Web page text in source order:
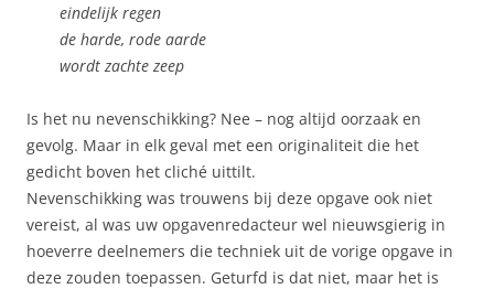
eindelijk regen
de harde, rode aarde
wordt zachte zeep
Is het nu nevenschikking? Nee – nog altijd oorzaak en
gevolg. Maar in elk geval met een originaliteit die het
gedicht boven het cliché uittilt.
Nevenschikking was trouwens bij deze opgave ook niet
vereist, al was uw opgavenredacteur wel nieuwsgierig in
hoeverre deelnemers die techniek uit de vorige opgave in
deze zouden toepassen. Geturfd is dat niet, maar het is